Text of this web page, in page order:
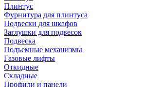
Плинтус
Фурнитура для плинтуса
Подвески для шкафов
Заглушки для подвесок
Подвеска
Подъемные механизмы
Газовые лифты
Откидные
Складные
Профили и панели